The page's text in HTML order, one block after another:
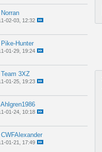
Norran
02-03, 12:32
Pike-Hunter
01-29, 19:24
Team 3XZ
01-25, 19:23
Ahlgren1986
01-24, 10:18
CWFAlexander
01-21, 17:49